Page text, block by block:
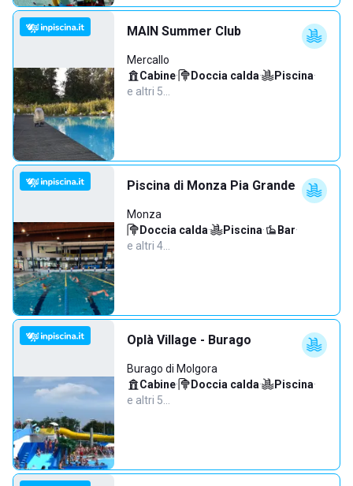
MAIN Summer Club
Mercallo
Cabine· Doccia calda· Piscina·
e altri 5…
Piscina di Monza Pia Grande
Monza
Doccia calda· Piscina· Bar·
e altri 4…
Oplà Village - Burago
Burago di Molgora
Cabine· Doccia calda· Piscina·
e altri 5…